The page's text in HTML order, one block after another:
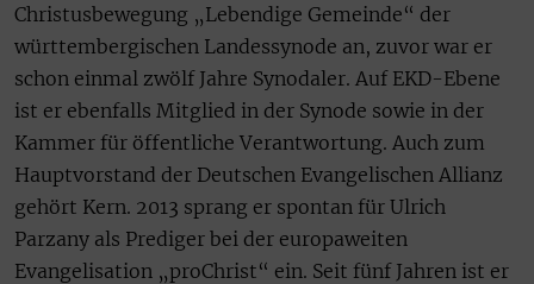
Christusbewegung „Lebendige Gemeinde“ der
württembergischen Landessynode an, zuvor war er
schon einmal zwölf Jahre Synodaler. Auf EKD-Ebene
ist er ebenfalls Mitglied in der Synode sowie in der
Kammer für öffentliche Verantwortung. Auch zum
Hauptvorstand der Deutschen Evangelischen Allianz
gehört Kern. 2013 sprang er spontan für Ulrich
Parzany als Prediger bei der europaweiten
Evangelisation „proChrist“ ein. Seit fünf Jahren ist er